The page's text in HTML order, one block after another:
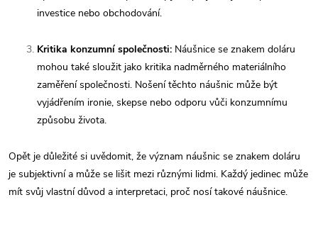
investice nebo obchodování.
Kritika konzumní společnosti: Náušnice se znakem doláru
mohou také sloužit jako kritika nadměrného materiálního
zaměření společnosti. Nošení těchto náušnic může být
vyjádřením ironie, skepse nebo odporu vůči konzumnímu
způsobu života.
Opět je důležité si uvědomit, že význam náušnic se znakem doláru
je subjektivní a může se lišit mezi různými lidmi. Každý jedinec může
mít svůj vlastní důvod a interpretaci, proč nosí takové náušnice.